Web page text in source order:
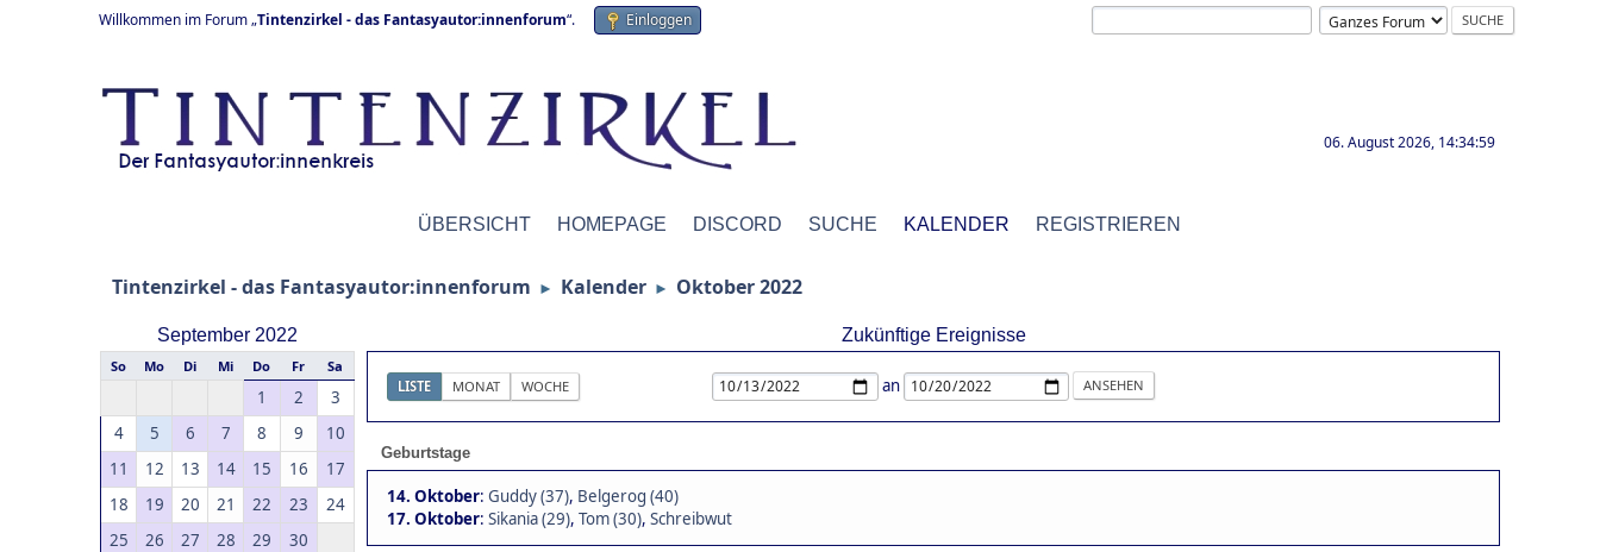
Willkommen im Forum „Tintenzirkel - das Fantasyautor:innenforum“. Einloggen
06. August 2026, 14:34:59
ÜBERSICHT HOMEPAGE DISCORD SUCHE KALENDER REGISTRIEREN
Tintenzirkel - das Fantasyautor:innenforum ► Kalender ► Oktober 2022
September 2022
So Mo Di Mi Do Fr Sa
1 2
3
4
5 6 7 8 9
10
11
12 13 14 15 16
17
18
19 20 21 22 23
24
25
26 27 28 29 30
Zukünftige Ereignisse
LISTE MONAT WOCHE an
Geburtstage
14. Oktober: Guddy (37), Belgerog (40)
17. Oktober: Sikania (29), Tom (30), Schreibwut